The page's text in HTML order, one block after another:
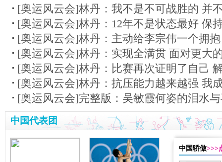
[奥运风云会]林丹：我不是不可战胜的 并
[奥运风云会]林丹：12年不是状态最好 保
[奥运风云会]林丹：主动给李宗伟一个拥抱
[奥运风云会]林丹：实现全满贯 面对更大
[奥运风云会]林丹：比赛再次证明了自己
[奥运风云会]林丹：抗压能力越来越强 我
[奥运风云会]完整版：吴敏霞何姿的泪水
中国代表团
中国骄傲>>>